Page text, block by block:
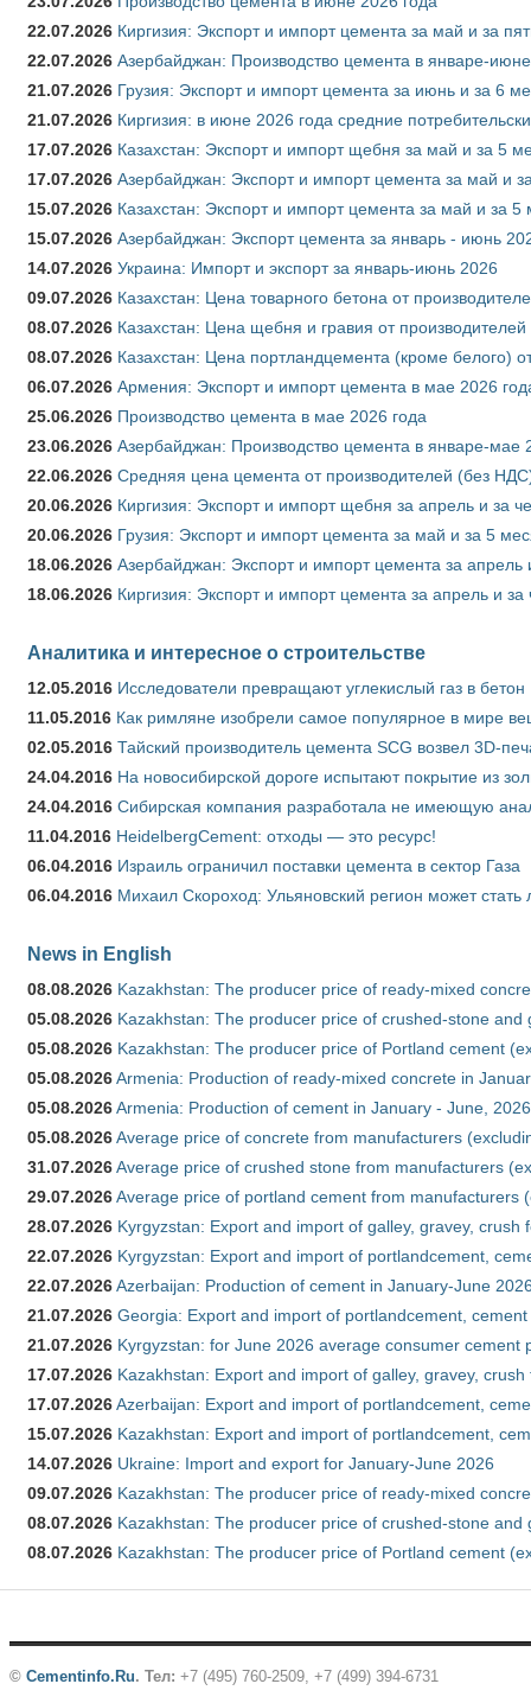
22.07.2026 Киргизия: Экспорт и импорт цемента за май и за
22.07.2026 Азербайджан: Производство цемента в январе-
21.07.2026 Грузия: Экспорт и импорт цемента за июнь и за 6
21.07.2026 Киргизия: в июне 2026 года средние
17.07.2026 Казахстан: Экспорт и импорт щебня за май и за 5
17.07.2026 Азербайджан: Экспорт и импорт цемента за май и
15.07.2026 Казахстан: Экспорт и импорт цемента за май и за
15.07.2026 Азербайджан: Экспорт цемента за январь - июнь
14.07.2026 Украина: Импорт и экспорт за январь-июнь 2026
09.07.2026 Казахстан: Цена товарного бетона от
08.07.2026 Казахстан: Цена щебня и гравия от
08.07.2026 Казахстан: Цена портландцемента (кроме белого)
06.07.2026 Армения: Экспорт и импорт цемента в мае 2026
25.06.2026 Производство цемента в мае 2026 года
23.06.2026 Азербайджан: Производство цемента в январе-мае
22.06.2026 Средняя цена цемента от производителей (без
20.06.2026 Киргизия: Экспорт и импорт щебня за апрель и за
20.06.2026 Грузия: Экспорт и импорт цемента за май и за 5
18.06.2026 Азербайджан: Экспорт и импорт цемента за
18.06.2026 Киргизия: Экспорт и импорт цемента за апрель и
Аналитика и интересное о строительстве
12.05.2016 Исследователи превращают углекислый газ в бетон
11.05.2016 Как римляне изобрели самое популярное в мире
02.05.2016 Тайский производитель цемента SCG возвел 3D-
24.04.2016 На новосибирской дороге испытают покрытие из
24.04.2016 Сибирская компания разработала не имеющую
11.04.2016 HeidelbergCement: отходы — это ресурс!
06.04.2016 Израиль ограничил поставки цемента в сектор Газа
06.04.2016 Михаил Скороход: Ульяновский регион может
News in English
08.08.2026 Kazakhstan: The producer price of ready-mixed
05.08.2026 Kazakhstan: The producer price of crushed-stone and
05.08.2026 Kazakhstan: The producer price of Portland cement
05.08.2026Armenia: Production of ready-mixed concrete in
05.08.2026Armenia: Production of cement in January - June, 2026
05.08.2026Average price of concrete from manufacturers
31.07.2026Average price of crushed stone from manufacturers
29.07.2026Average price of portland cement from manufacturers
28.07.2026 Kyrgyzstan: Export and import of galley, gravey,
22.07.2026 Kyrgyzstan: Export and import of portlandcement,
22.07.2026Azerbaijan: Production of cement in January-June
21.07.2026 Georgia: Export and import of portlandcement,
21.07.2026 Kyrgyzstan: for June 2026 average consumer cement
17.07.2026 Kazakhstan: Export and import of galley, gravey,
17.07.2026Azerbaijan: Export and import of portlandcement,
15.07.2026 Kazakhstan: Export and import of portlandcement,
14.07.2026 Ukraine: Import and export for January-June 2026
09.07.2026 Kazakhstan: The producer price of ready-mixed
08.07.2026 Kazakhstan: The producer price of crushed-stone and
08.07.2026 Kazakhstan: The producer price of Portland cement
© Cementinfo.Ru. Тел: +7 (495) 760-2509, +7 (499) 394-6731